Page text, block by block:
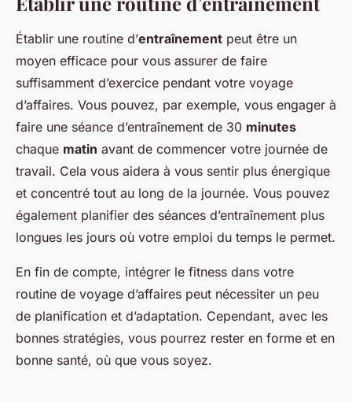
Établir une routine d’entraînement peut être un
moyen efficace pour vous assurer de faire
suffisamment d’exercice pendant votre voyage
d’affaires. Vous pouvez, par exemple, vous engager à
faire une séance d’entraînement de 30 minutes
chaque matin avant de commencer votre journée de
travail. Cela vous aidera à vous sentir plus énergique
et concentré tout au long de la journée. Vous pouvez
également planifier des séances d’entraînement plus
longues les jours où votre emploi du temps le permet.
En fin de compte, intégrer le fitness dans votre
routine de voyage d’affaires peut nécessiter un peu
de planification et d’adaptation. Cependant, avec les
bonnes stratégies, vous pourrez rester en forme et en
bonne santé, où que vous soyez.